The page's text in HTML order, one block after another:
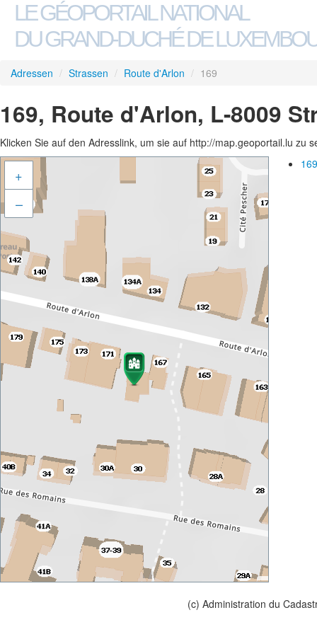
LE GÉOPORTAIL NATIONAL
DU GRAND-DUCHÉ DE
Adressen / Strassen / Route d'Arlon / 169
169, Route d'Arlon, L-8009
Klicken Sie auf den Adresslink, um sie auf http://map.geoportail.lu zu
+
–
(c) Administration du